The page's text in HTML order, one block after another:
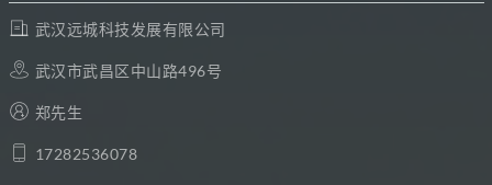
武汉远城科技发展有限公司
武汉市武昌区中山路496号
郑先生
17282536078